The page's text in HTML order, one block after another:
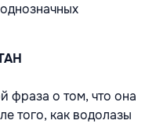
фраза о том, что она
того, как водолазы